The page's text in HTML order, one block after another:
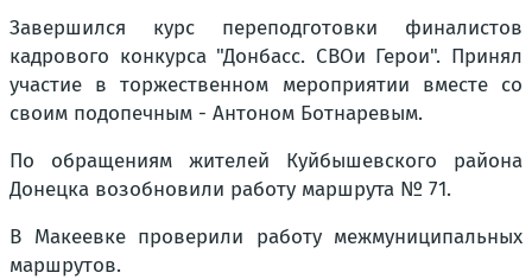
Завершился курс переподготовки финалистов
кадрового конкурса "Донбасс. СВОи Герои". Принял
участие в торжественном мероприятии вместе со
своим подопечным - Антоном Ботнаревым.
По обращениям жителей Куйбышевского района
Донецка возобновили работу маршрута № 71.
В Макеевке проверили работу межмуниципальных
маршрутов.